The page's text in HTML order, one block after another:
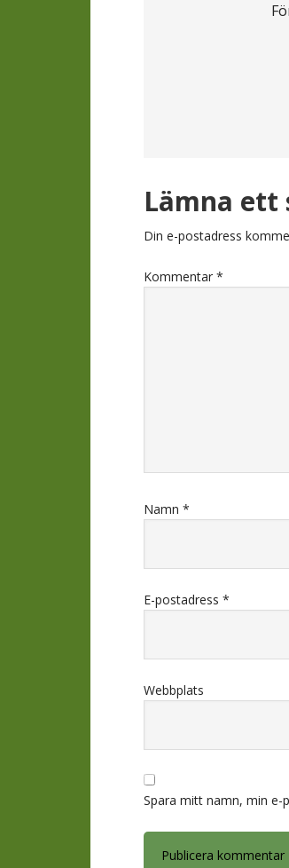
Lämna ett
Din e-postadress
Kommentar *
Namn *
E-postadress *
Webbplats
Spara mitt namn, min e-